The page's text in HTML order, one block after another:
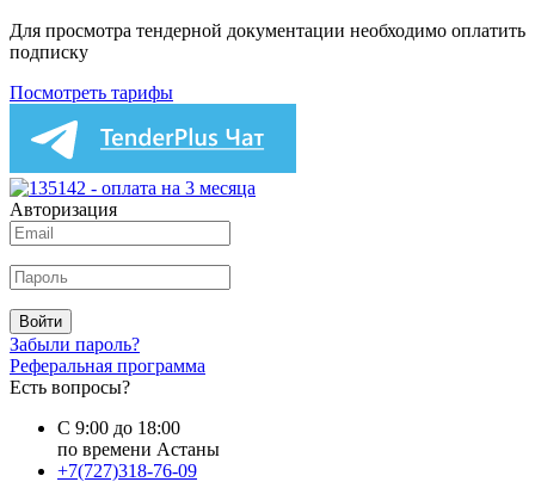
Для просмотра тендерной документации необходимо оплатить
подписку
Посмотреть тарифы
Авторизация
Войти
Забыли пароль?
Реферальная программа
Есть вопросы?
С 9:00 до 18:00
по времени Астаны
+7(727)318-76-09